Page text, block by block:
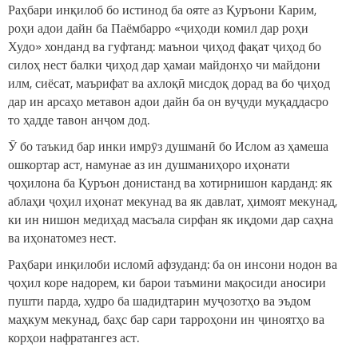
Раҳбари инқилоб бо истинод ба ояте аз Қуръони Карим,
роҳи адои дайн ба Паёмбарро «ҷиҳоди комил дар роҳи
Худо» хонданд ва гуфтанд: маънои ҷиҳод фақат ҷиҳод бо
силоҳ нест балки ҷиҳод дар ҳамаи майдонҳо чи майдони
илм, сиёсат, маърифат ва ахлоқӣ мисдоқ дорад ва бо ҷиҳод
дар ин арсаҳо метавон адои дайн ба он вуҷуди муқаддасро
то ҳадде тавон анҷом дод.
Ӯ бо таъкид бар инки имрӯз душманӣ бо Ислом аз ҳамеша
ошкортар аст, намунае аз ин душманиҳоро иҳонати
ҷоҳилона ба Қуръон донистанд ва хотирнишон карданд: як
аблаҳи ҷоҳил иҳонат мекунад ва як давлат, ҳимоят мекунад,
ки ин нишон медиҳад масъала сирфан як иқдоми дар саҳна
ва иҳонатомез нест.
Раҳбари инқилоби исломӣ афзуданд: ба он инсони нодон ва
ҷоҳил коре надорем, ки барои таъмини мақосиди аносири
пушти парда, худро ба шадидтарин муҷозотҳо ва эъдом
маҳкум мекунад, баҳс бар сари тарроҳони ин ҷиноятҳо ва
корҳои нафратангез аст.